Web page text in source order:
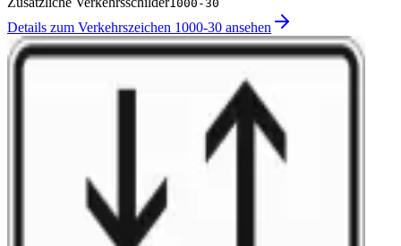
1000-30
Details zum Verkehrszeichen 1000-30 ansehen